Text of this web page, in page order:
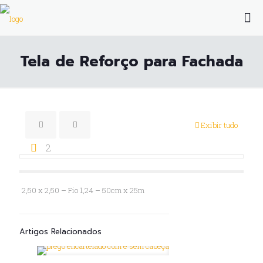
Tela de Reforço para Fachada
Exibir tudo
2
2,50 x 2,50 – Fio 1,24 – 50cm x 25m
Artigos Relacionados